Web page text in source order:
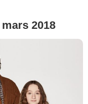
2018